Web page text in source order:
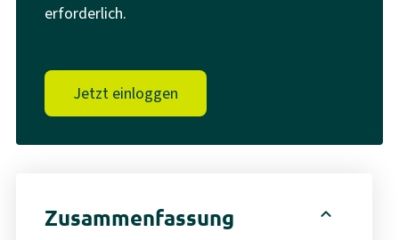
erforderlich.
Jetzt einloggen
Zusammenfassung expand_less